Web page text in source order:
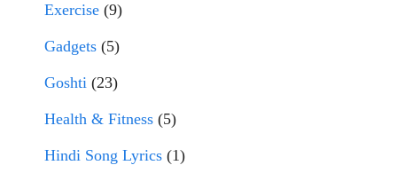
Exercise (9)
Gadgets (5)
Goshti (23)
Health & Fitness (5)
Hindi Song Lyrics (1)